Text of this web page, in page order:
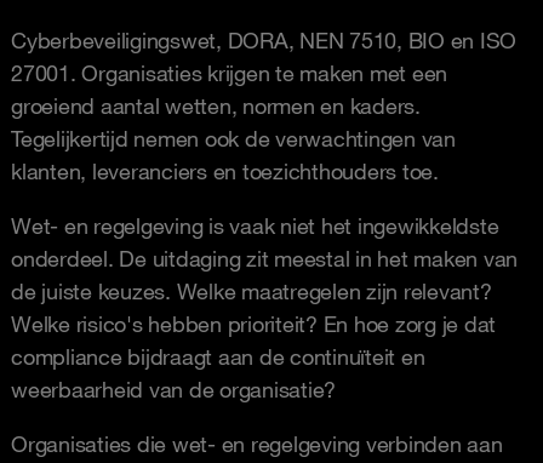
Cyberbeveiligingswet, DORA, NEN 7510, BIO en ISO
27001. Organisaties krijgen te maken met een
groeiend aantal wetten, normen en kaders.
Tegelijkertijd nemen ook de verwachtingen van
klanten, leveranciers en toezichthouders toe.
Wet- en regelgeving is vaak niet het ingewikkeldste
onderdeel. De uitdaging zit meestal in het maken van
de juiste keuzes. Welke maatregelen zijn relevant?
Welke risico's hebben prioriteit? En hoe zorg je dat
compliance bijdraagt aan de continuïteit en
weerbaarheid van de organisatie?
Organisaties die wet- en regelgeving verbinden aan